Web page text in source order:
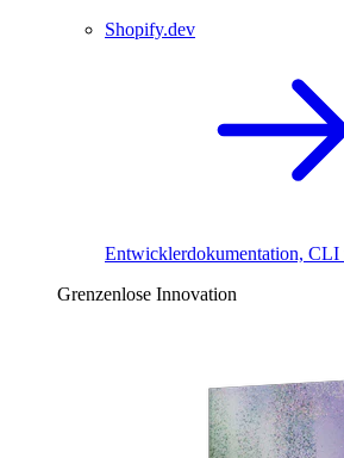
Shopify.dev
Entwicklerdokumentation, CLI
Grenzenlose Innovation